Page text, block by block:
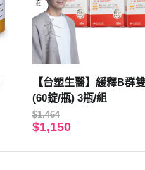
【台塑生醫】緩釋B群
(60錠/瓶) 3瓶/組
$1,464
$1,150